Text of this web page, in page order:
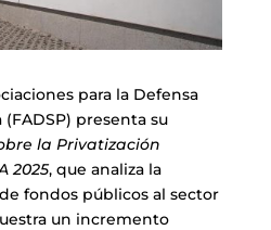
para la Defensa
presenta su
la Privatización
2025, que analiza la
fondos públicos al sector
un incremento